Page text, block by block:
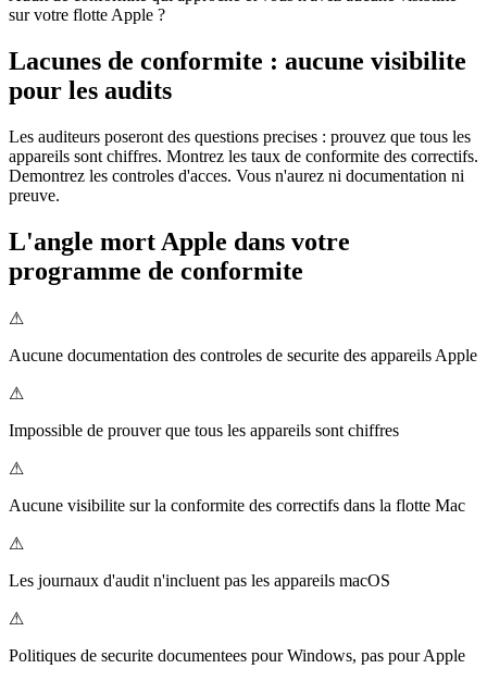
sur votre flotte Apple ?
Lacunes de conformite : aucune visibilite
pour les audits
Les auditeurs poseront des questions precises : prouvez que tous les
appareils sont chiffres. Montrez les taux de conformite des correctifs.
Demontrez les controles d'acces. Vous n'aurez ni documentation ni
preuve.
L'angle mort Apple dans votre
programme de conformite
⚠
Aucune documentation des controles de securite des appareils Apple
⚠
Impossible de prouver que tous les appareils sont chiffres
⚠
Aucune visibilite sur la conformite des correctifs dans la flotte Mac
⚠
Les journaux d'audit n'incluent pas les appareils macOS
⚠
Politiques de securite documentees pour Windows, pas pour Apple